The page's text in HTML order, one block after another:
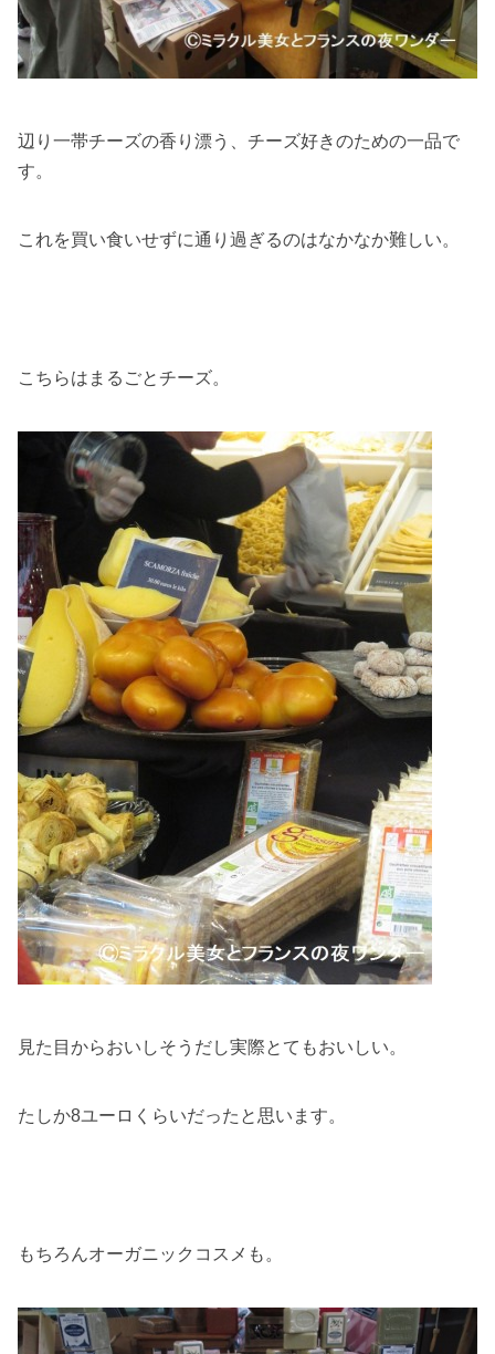
辺り一帯チーズの香り漂う、チーズ好きのための一品で
す。
これを買い食いせずに通り過ぎるのはなかなか難しい。
こちらはまるごとチーズ。
見た目からおいしそうだし実際とてもおいしい。
たしか8ユーロくらいだったと思います。
もちろんオーガニックコスメも。